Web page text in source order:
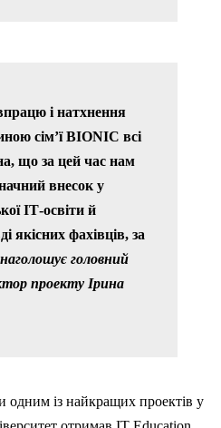
і натхнення
сім’ї BIONIC всі
що за цей час нам
внесок у
ІТ-освіти й
якісних фахівців, за
наголошує головний
проекту Ірина
одним із найкращих проектів у